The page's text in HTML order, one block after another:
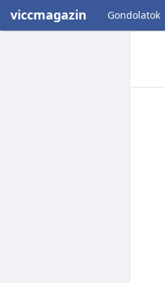
viccmagazin Gondolatok